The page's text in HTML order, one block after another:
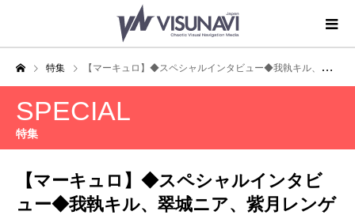
特集 【マーキュロ】◆スペシャルインタビュー◆我執キル、翠城ニア、紫月レンゲがクロストーク
SPECIAL
特集
【マーキュロ】◆スペシャルインタビ
ュー◆我執キル、翠城ニア、紫月レンゲ